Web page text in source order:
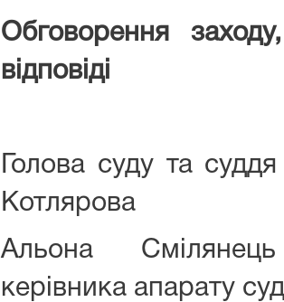
Обговорення
відповіді
Голова суду та
Котлярова
Альона
керівника апарату